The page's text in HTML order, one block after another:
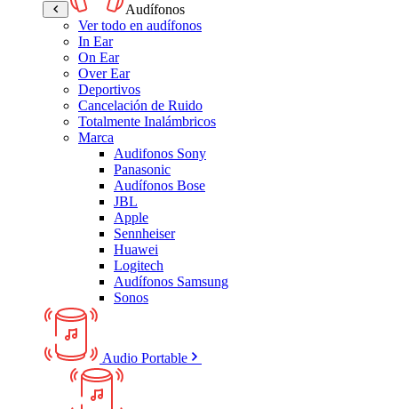
Audífonos
Ver todo en audífonos
In Ear
On Ear
Over Ear
Deportivos
Cancelación de Ruido
Totalmente Inalámbricos
Marca
Audifonos Sony
Panasonic
Audífonos Bose
JBL
Apple
Sennheiser
Huawei
Logitech
Audífonos Samsung
Sonos
Audio Portable